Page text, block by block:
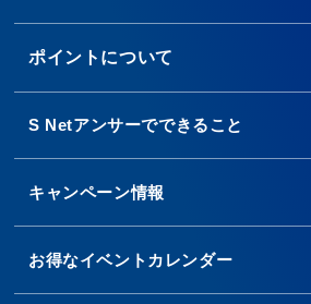
ポイントについて
S Netアンサーでできること
キャンペーン情報
お得なイベントカレンダー